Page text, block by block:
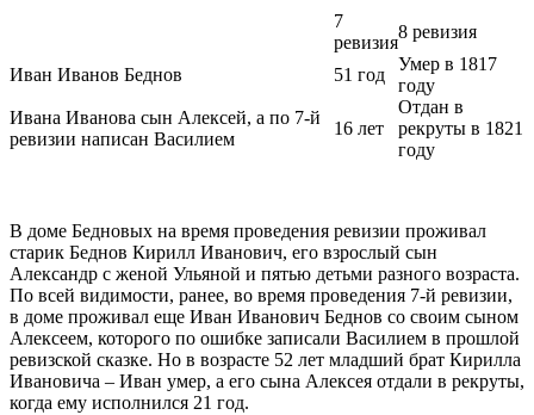
7
ревизия
8 ревизия
Иван Иванов Беднов 51 год
Умер в 1817
году
Ивана Иванова сын Алексей, а по 7-й
ревизии написан Василием
16 лет
Отдан в
рекруты в 1821
году
В доме Бедновых на время проведения ревизии проживал
старик Беднов Кирилл Иванович, его взрослый сын
Александр с женой Ульяной и пятью детьми разного возраста.
По всей видимости, ранее, во время проведения 7-й ревизии,
в доме проживал еще Иван Иванович Беднов со своим сыном
Алексеем, которого по ошибке записали Василием в прошлой
ревизской сказке. Но в возрасте 52 лет младший брат Кирилла
Ивановича – Иван умер, а его сына Алексея отдали в рекруты,
когда ему исполнился 21 год.